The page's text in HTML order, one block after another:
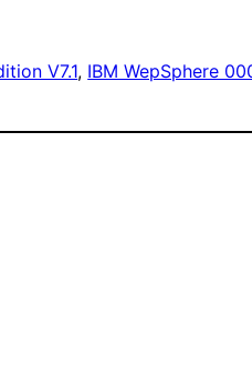
V7.1, IBM WepSphere